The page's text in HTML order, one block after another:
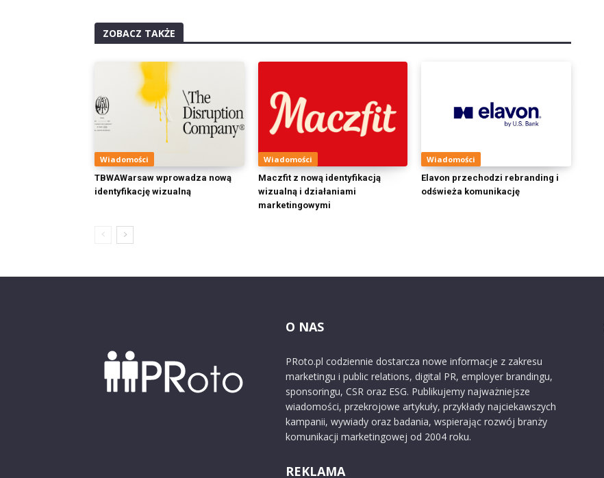
ZOBACZ TAKŻE
Wiadomości
TBWAWarsaw wprowadza nową
identyfikację wizualną
Wiadomości
Maczfit z nową identyfikacją
wizualną i działaniami
marketingowymi
Wiadomości
Elavon przechodzi rebranding i
odświeża komunikację
O NAS
PRoto.pl codziennie dostarcza nowe informacje z zakresu
marketingu i public relations, digital PR, employer brandingu,
sponsoringu, CSR oraz ESG. Publikujemy najważniejsze
wiadomości, przekrojowe artykuły, przykłady najciekawszych
kampanii, wywiady oraz badania, wspierając rozwój branży
komunikacji marketingowej od 2004 roku.
REKLAMA